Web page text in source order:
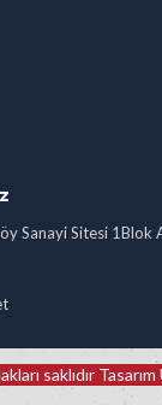
Sanayi Sitesi 1Blok
saklıdır